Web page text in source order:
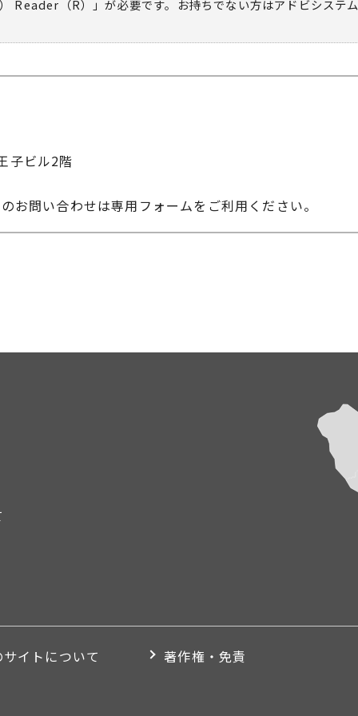
Reader（R）」が必要です。お持ちでない方はアドビシステ
子ビル2階
お問い合わせは専用フォームをご利用ください。
イトについて 著作権・免責